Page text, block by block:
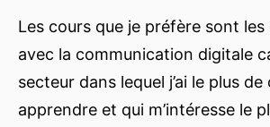
Les cours que je préfère sont les
avec la communication digitale
secteur dans lequel j’ai le plus de
apprendre et qui m’intéresse le